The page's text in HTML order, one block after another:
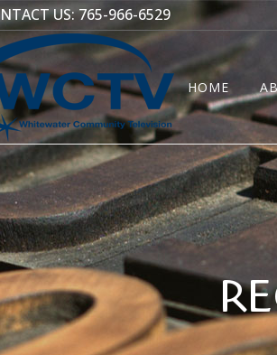
US:765-966-6529
HOME